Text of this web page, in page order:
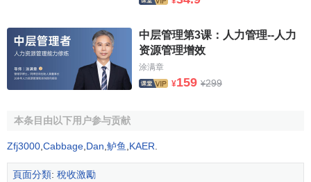
中层管理第3课：人力管理--人力
资源管理增效
涂满章
¥159 ¥299
本条目由以下用户参与贡献
Zfj3000 Cabbage Dan 鲈鱼 KAER
頁面分類: 稅收激勵